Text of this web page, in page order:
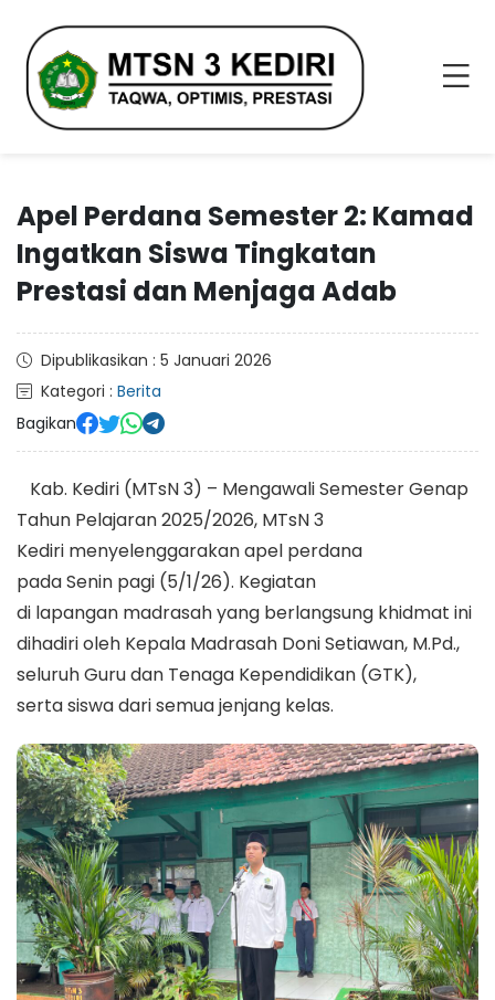
Apel Perdana Semester 2: Kamad
Ingatkan Siswa Tingkatan
Prestasi dan Menjaga Adab
Dipublikasikan : 5 Januari 2026
Kategori : Berita
Bagikan
Kab. Kediri (MTsN 3) – Mengawali Semester Genap
Tahun Pelajaran 2025/2026, MTsN 3
Kediri menyelenggarakan apel perdana
pada Senin pagi (5/1/26). Kegiatan
di lapangan madrasah yang berlangsung khidmat ini
dihadiri oleh Kepala Madrasah Doni Setiawan, M.Pd.,
seluruh Guru dan Tenaga Kependidikan (GTK),
serta siswa dari semua jenjang kelas.